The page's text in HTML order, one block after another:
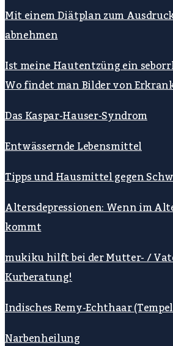
Mit einem Diätplan zum
abnehmen
Ist meine Hautentzüng ein
Wo findet man Bilder von
Das Kaspar-Hauser-Syndrom
Entwässernde Lebensmittel
Tipps und Hausmittel gegen
Altersdepressionen: Wenn im
kommt
mukiku hilft bei der Mutter- /
Kurberatung!
Indisches Remy-Echthaar
Narbenheilung